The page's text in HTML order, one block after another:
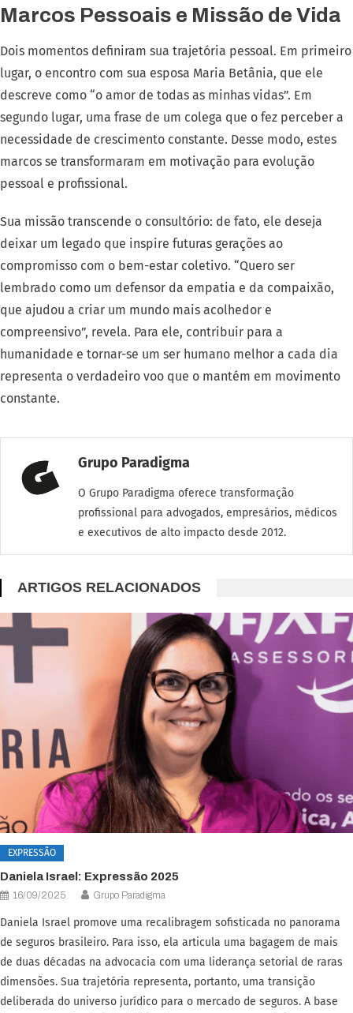
Marcos Pessoais e Missão de Vida
Dois momentos definiram sua trajetória pessoal. Em primeiro
lugar, o encontro com sua esposa Maria Betânia, que ele
descreve como “o amor de todas as minhas vidas”. Em
segundo lugar, uma frase de um colega que o fez perceber a
necessidade de crescimento constante. Desse modo, estes
marcos se transformaram em motivação para evolução
pessoal e profissional.
Sua missão transcende o consultório: de fato, ele deseja
deixar um legado que inspire futuras gerações ao
compromisso com o bem-estar coletivo. “Quero ser
lembrado como um defensor da empatia e da compaixão,
que ajudou a criar um mundo mais acolhedor e
compreensivo”, revela. Para ele, contribuir para a
humanidade e tornar-se um ser humano melhor a cada dia
representa o verdadeiro voo que o mantém em movimento
constante.
Grupo Paradigma
O Grupo Paradigma oferece transformação
profissional para advogados, empresários, médicos
e executivos de alto impacto desde 2012.
ARTIGOS RELACIONADOS
EXPRESSÃO
Daniela Israel: Expressão 2025
16/09/2025 Grupo Paradigma
Daniela Israel promove uma recalibragem sofisticada no panorama
de seguros brasileiro. Para isso, ela articula uma bagagem de mais
de duas décadas na advocacia com uma liderança setorial de raras
dimensões. Sua trajetória representa, portanto, uma transição
deliberada do universo jurídico para o mercado de seguros. A base